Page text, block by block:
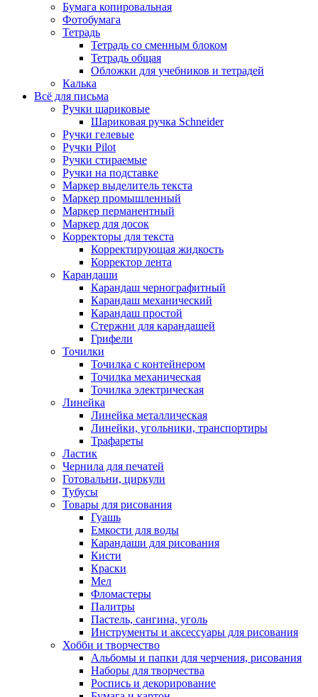
Бумага копировальная
Фотобумага
Тетрадь
Тетрадь со сменным блоком
Тетрадь общая
Обложки для учебников и тетрадей
Калька
Всё для письма
Ручки шариковые
Шариковая ручка Schneider
Ручки гелевые
Ручки Pilot
Ручки стираемые
Ручки на подставке
Маркер выделитель текста
Маркер промышленный
Маркер перманентный
Маркер для досок
Корректоры для текста
Корректирующая жидкость
Корректор лента
Карандаши
Карандаш чернографитный
Карандаш механический
Карандаш простой
Стержни для карандашей
Грифели
Точилки
Точилка с контейнером
Точилка механическая
Точилка электрическая
Линейка
Линейка металлическая
Линейки, угольники, транспортиры
Трафареты
Ластик
Чернила для печатей
Готовальни, циркули
Тубусы
Товары для рисования
Гуашь
Емкости для воды
Карандаши для рисования
Кисти
Краски
Мел
Фломастеры
Палитры
Пастель, сангина, уголь
Инструменты и аксессуары для рисования
Хобби и творчество
Альбомы и папки для черчения, рисования
Наборы для творчества
Роспись и декорирование